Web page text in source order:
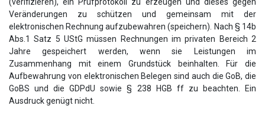
Veränderungen zu schützen und gemeinsam mit der
elektronischen Rechnung aufzubewahren (speichern). Nach § 14b
Abs.1 Satz 5 UStG müssen Rechnungen im privaten Bereich 2
Jahre gespeichert werden, wenn sie Leistungen im
Zusammenhang mit einem Grundstück beinhalten. Für die
Aufbewahrung von elektronischen Belegen sind auch die GoB, die
GoBS und die GDPdU sowie § 238 HGB ff zu beachten. Ein
Ausdruck genügt nicht.